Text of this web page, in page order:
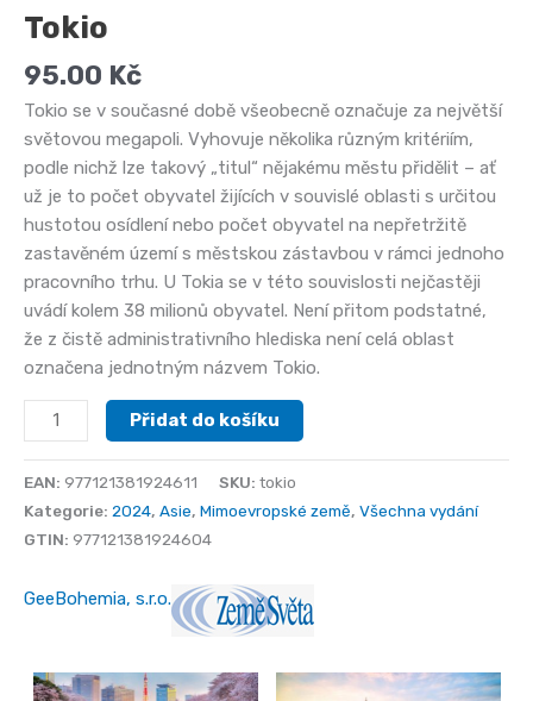
Tokio
95.00 Kč
Tokio se v současné době všeobecně označuje za největší
světovou megapoli. Vyhovuje několika různým kritériím,
podle nichž lze takový „titul“ nějakému městu přidělit – ať
už je to počet obyvatel žijících v souvislé oblasti s určitou
hustotou osídlení nebo počet obyvatel na nepřetržitě
zastavěném území s městskou zástavbou v rámci jednoho
pracovního trhu. U Tokia se v této souvislosti nejčastěji
uvádí kolem 38 milionů obyvatel. Není přitom podstatné,
že z čistě administrativního hlediska není celá oblast
označena jednotným názvem Tokio.
Tokio
množství
Přidat do košíku
EAN: 977121381924611 SKU: tokio
Kategorie: 2024, Asie, Mimoevropské země, Všechna vydání
GTIN: 977121381924604
GeeBohemia, s.r.o.